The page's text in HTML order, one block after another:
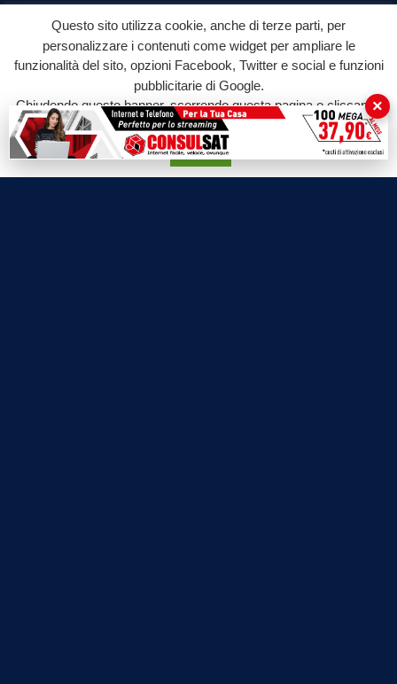
L’Orlando Curioso
Labnews
Le Voci del Parco
Parliamo di…
Questo sito utilizza cookie, anche di terze parti, per
personalizzare i contenuti come widget per ampliare le
funzionalità del sito, opzioni Facebook, Twitter e social e funzioni
pubblicitarie di Google.
Chiudendo questo banner, scorrendo questa pagina o cliccando
su qualunque suo elemento acconsenti all'uso dei cookie.
Accetta
×